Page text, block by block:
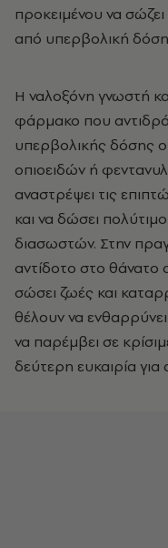
προκειμένου να
από υπερβολική
Η ναλοξόνη γνωστή
φάρμακο που
υπερβολικής δόσης
οπιοειδών ή
αναστρέψει τις
και να δώσει
διασωστών. Στην
αντίδοτο στο
σώσει ζωές και
θέλουν να
να παρέμβει σε
δεύτερη ευκαιρία